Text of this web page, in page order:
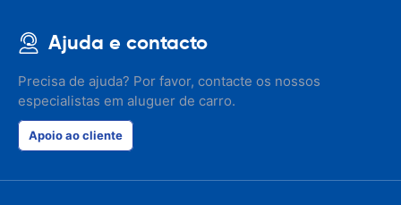
Ajuda e contacto
Precisa de ajuda? Por favor, contacte os nossos
especialistas em aluguer de carro.
Apoio ao cliente